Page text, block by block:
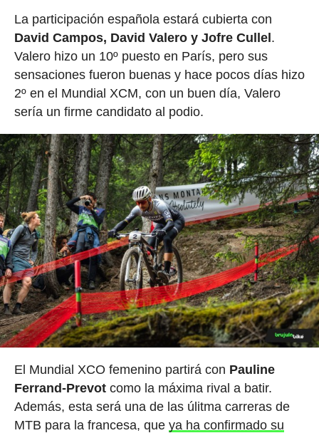
La participación española estará cubierta con
David Campos, David Valero y Jofre Cullel .
Valero hizo un 10º puesto en París, pero sus
sensaciones fueron buenas y hace pocos días hizo
2º en el Mundial XCM, con un buen día, Valero
sería un firme candidato al podio.
El Mundial XCO femenino partirá con Pauline
Ferrand-Prevotcomo la máxima rival a batir.
Además, esta será una de las úlitma carreras de
MTB para la francesa, que ya ha confirmado su